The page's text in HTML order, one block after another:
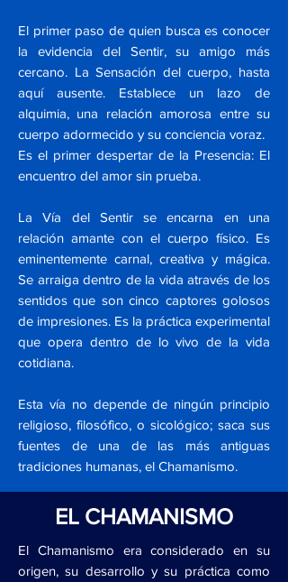
El primer paso de quien busca es conocer
la evidencia del Sentir, su amigo más
cercano. La Sensación del cuerpo, hasta
aquí ausente. Establece un lazo de
alquimia, una relación amorosa entre su
cuerpo adormecido y su conciencia voraz.
Es el primer despertar de la Presencia: El
encuentro del amor sin prueba.
La Vía del Sentir se encarna en una
relación amante con el cuerpo físico. Es
eminentemente carnal, creativa y mágica.
Se arraiga dentro de la vida através de los
sentidos que son cinco captores golosos
de impresiones. Es la práctica experimental
que opera dentro de lo vivo de la vida
cotidiana.
Esta vía no depende de ningún principio
religioso, filosófico, o sicológico; saca sus
fuentes de una de las más antiguas
tradiciones humanas, el Chamanismo.
EL CHAMANISMO
El Chamanismo era considerado en su
origen, su desarrollo y su práctica como